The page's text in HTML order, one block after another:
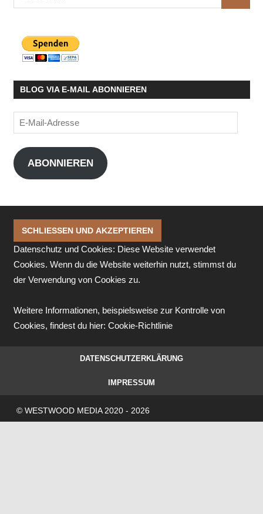
nach:
BLOG VIA E-MAIL ABONNIEREN
E-
Mail-
Adresse
ABONNIEREN
Datenschutz und Cookies: Diese Website verwendet
Cookies. Wenn du die Website weiterhin nutzt, stimmst du
der Verwendung von Cookies zu.
Weitere Informationen, beispielsweise zur Kontrolle von
Cookies, findest du hier: Cookie-Richtlinie
DATENSCHUTZERKLÄRUNG
IMPRESSUM
© WESTWOOD MEDIA 2020 - 2026